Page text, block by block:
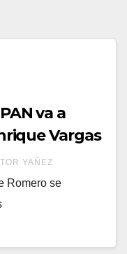
va a
Vargas
YAÑEZ
Romero se